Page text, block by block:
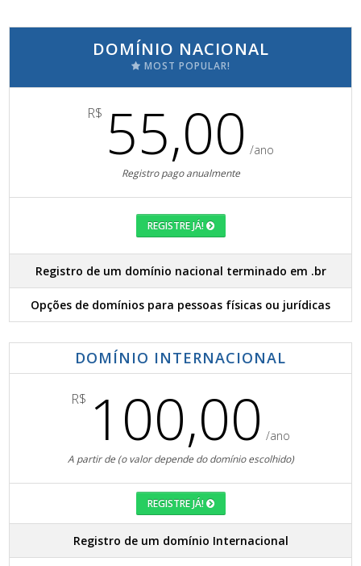
DOMÍNIO NACIONAL
MOST POPULAR!
R$ 55,00 /ano
Registro pago anualmente
REGISTRE JÁ!
Registro de um domínio nacional terminado em .br
Opções de domínios para pessoas físicas ou jurídicas
DOMÍNIO INTERNACIONAL
R$ 100,00 /ano
A partir de (o valor depende do domínio escolhido)
REGISTRE JÁ!
Registro de um domínio Internacional